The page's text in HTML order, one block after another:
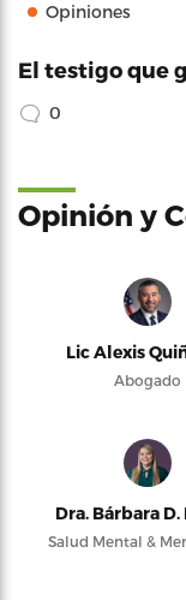
Opiniones
El testigo que
0
Opinión y
Lic Alexis
Abogado
Dra. Bárbara D.
Salud Mental &